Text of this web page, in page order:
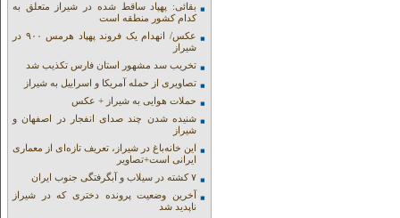
بقائی: پهپاد ساقط شده در شیراز متعلق به
کدام کشور منطقه است
عکس/ انهدام یک فروند پهپاد هرمس ۹۰۰ در
شیراز
تخریب سد مشهور استان فارس تکذیب شد
تصاویری از حمله آمریکا و اسراییل به شیراز
حملات هوایی به شیراز + عکس
شنیده شدن چند صدای انفجار در اصفهان و
شیراز
این خانه‌باغ در شیراز، تعریف تازه‌ای از معماری
ایرانی است+تصاویر
۷ کشته در سیلاب و آبگرفتگی جنوب ایران
آخرین وضعیت پرونده دختری که در شیراز
ناپدید شد